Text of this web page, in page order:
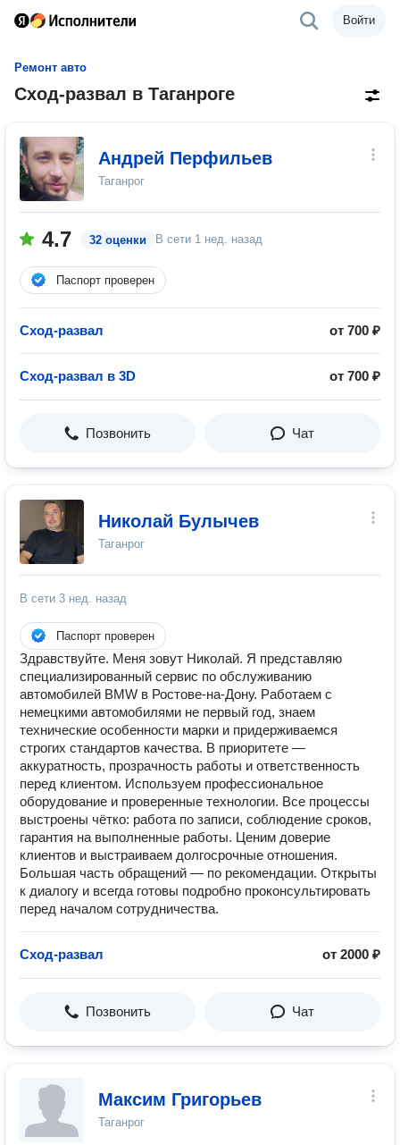
Войти
Ремонт авто
Сход-развал в Таганроге
Андрей Перфильев
Таганрог
4.7 32 оценки В сети 1 нед. назад
Паспорт проверен
Сход-развал от 700 ₽
Сход-развал в 3D от 700 ₽
Позвонить Чат
Николай Булычев
Таганрог
В сети 3 нед. назад
Паспорт проверен
Здравствуйте. Меня зовут Николай. Я представляю
специализированный сервис по обслуживанию
автомобилей BMW в Ростове-на-Дону. Работаем с
немецкими автомобилями не первый год, знаем
технические особенности марки и придерживаемся
строгих стандартов качества. В приоритете —
аккуратность, прозрачность работы и ответственность
перед клиентом. Используем профессиональное
оборудование и проверенные технологии. Все процессы
выстроены чётко: работа по записи, соблюдение сроков,
гарантия на выполненные работы. Ценим доверие
клиентов и выстраиваем долгосрочные отношения.
Большая часть обращений — по рекомендации. Открыты
к диалогу и всегда готовы подробно проконсультировать
перед началом сотрудничества.
Сход-развал от 2000 ₽
Позвонить Чат
Максим Григорьев
Таганрог